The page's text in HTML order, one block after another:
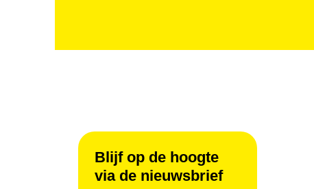
Blijf op de hoogte
via de nieuwsbrief